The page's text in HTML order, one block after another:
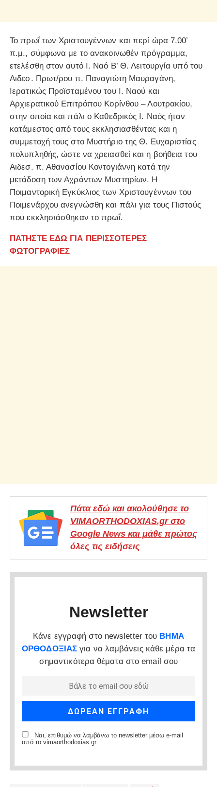
Το πρωΐ των Χριστουγέννων και περί ώρα 7.00’
π.μ., σύμφωνα με το ανακοινωθέν πρόγραμμα,
ετελέσθη στον αυτό Ι. Ναό Β’ Θ. Λειτουργία υπό του
Αιδεσ. Πρωτ/ρου π. Παναγιώτη Μαυραγάνη,
Ιερατικώς Προϊσταμένου του Ι. Ναού και
Αρχιερατικού Επιτρόπου Κορίνθου – Λουτρακίου,
στην οποία και πάλι ο Καθεδρικός Ι. Ναός ήταν
κατάμεστος από τους εκκλησιασθέντας και η
συμμετοχή τους στο Μυστήριο της Θ. Ευχαριστίας
πολυπληθής, ώστε να χρειασθεί και η βοήθεια του
Αιδεσ. π. Αθανασίου Κοντογιάννη κατά την
μετάδοση των Αχράντων Μυστηρίων. Η
Ποιμαντορική Εγκύκλιος των Χριστουγέννων του
Ποιμενάρχου ανεγνώσθη και πάλι για τους Πιστούς
που εκκλησιάσθηκαν το πρωΐ.
ΠΑΤΗΣΤΕ ΕΔΩ ΓΙΑ ΠΕΡΙΣΣΟΤΕΡΕΣ
ΦΩΤΟΓΡΑΦΙΕΣ
Πάτα εδώ και ακολούθησε το
VIMAORTHODOXIAS.gr στο
Google News και μάθε πρώτος
όλες τις ειδήσεις
Newsletter
Κάνε εγγραφή στο newsletter του ΒΗΜΑ
ΟΡΘΟΔΟΞΙΑΣ για να λαμβάνεις κάθε μέρα τα
σημαντικότερα θέματα στο email σου
Ναι, επιθυμώ να λαμβάνω το newsletter μέσω e-mail
από το vimaorthodoxias.gr